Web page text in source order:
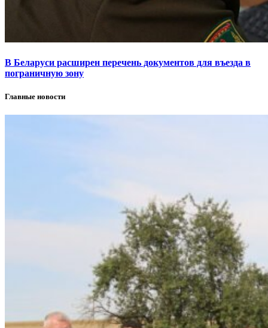
В Беларуси расширен перечень документов для въезда в
пограничную зону
Главные новости